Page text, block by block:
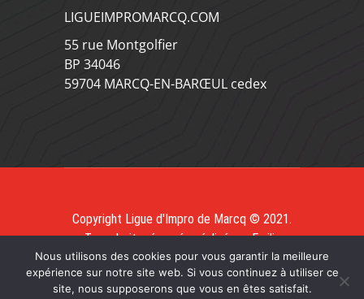
LIGUEIMPROMARCQ.COM
55 rue Montgolfier
BP 34046
59704 MARCQ-EN-BARŒUL cedex
Copyright Ligue d'Impro de Marcq © 2021.
Tous droits réservés, réalisé parEmilia
Webdesign
Nous utilisons des cookies pour vous garantir la meilleure
expérience sur notre site web. Si vous continuez à utiliser ce
site, nous supposerons que vous en êtes satisfait.